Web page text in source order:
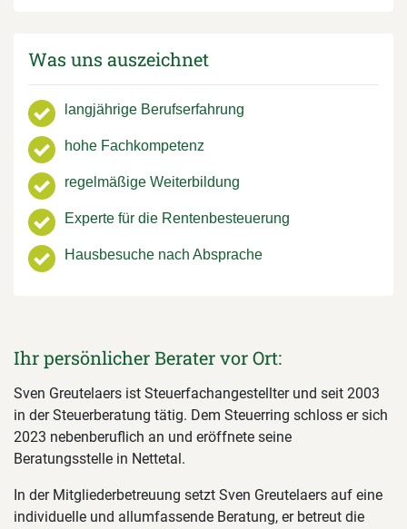
Was uns auszeichnet
langjährige Berufserfahrung
hohe Fachkompetenz
regelmäßige Weiterbildung
Experte für die Rentenbesteuerung
Hausbesuche nach Absprache
Ihr persönlicher Berater vor Ort:
Sven Greutelaers ist Steuerfachangestellter und seit 2003
in der Steuerberatung tätig. Dem Steuerring schloss er sich
2023 nebenberuflich an und eröffnete seine
Beratungsstelle in Nettetal.
In der Mitgliederbetreuung setzt Sven Greutelaers auf eine
individuelle und allumfassende Beratung, er betreut die